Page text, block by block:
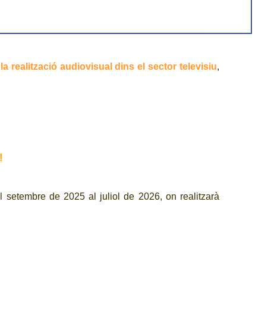
realització audiovisual dins el sector televisiu,
setembre de 2025 al juliol de 2026, on realitzarà